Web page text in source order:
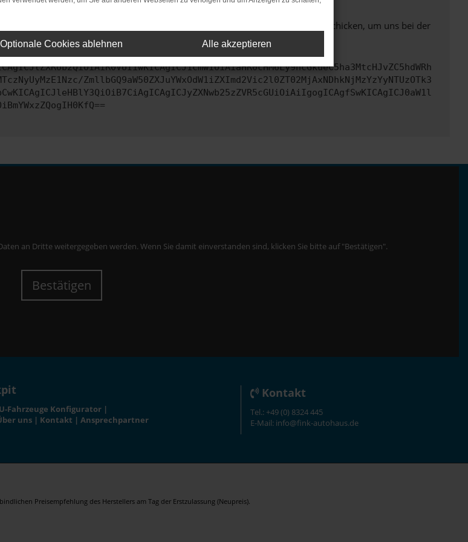
werden versuchen, das Problem zu beheben. Du kannst uns diesen Text schicken, um uns bei der
ZmllbGQ9aW50ZXJuYWxOdW1iZXImd2Vic2l0ZT02MjAxNDhkNjMzYzYyNTUzOTk3
an Dritte weitergegeben werden. Wenn Sie damit einverstanden sind, klicken Sie bitte auf "Bestätigen".
Bestätigen
Fahrzeuge Konfigurator |
uns | Kontakt |Ansprechpartner
Kontakt
Tel.: +49 (0) 8324 445
E-Mail: info@fink-autohaus.de
Preisempfehlung des Herstellers am Tag der Erstzulassung (Neupreis).
Optionale Cookies ablehnen Alle akzeptieren